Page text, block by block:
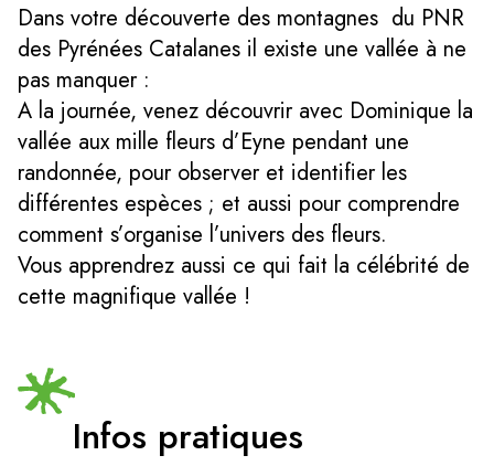
Dans votre découverte des montagnes du PNR
des Pyrénées Catalanes il existe une vallée à ne
pas manquer :
A la journée, venez découvrir avec Dominique la
vallée aux mille fleurs d’Eyne pendant une
randonnée, pour observer et identifier les
différentes espèces ; et aussi pour comprendre
comment s’organise l’univers des fleurs.
Vous apprendrez aussi ce qui fait la célébrité de
cette magnifique vallée !
Infos pratiques